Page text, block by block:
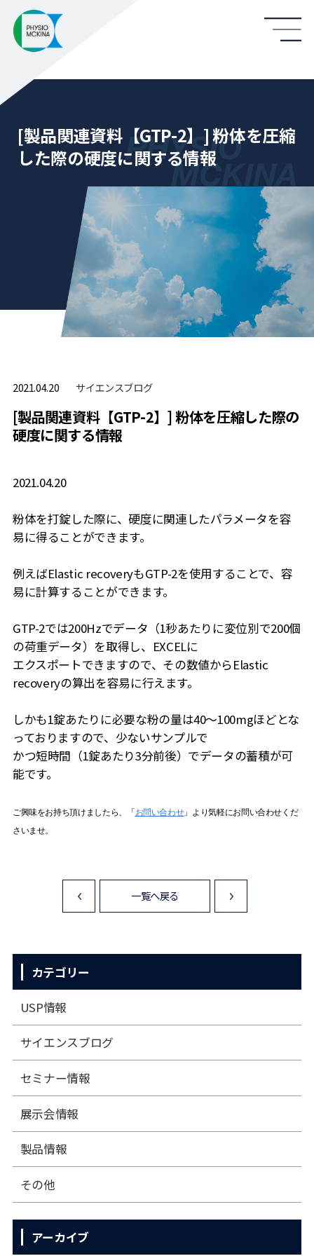
[製品関連資料【GTP-2】] 粉体を圧縮
した際の硬度に関する情報
2021.04.20 サイエンスブログ
[製品関連資料【GTP-2】] 粉体を圧縮した際の
硬度に関する情報
2021.04.20
粉体を打錠した際に、硬度に関連したパラメータを容
易に得ることができます。
例えばElastic recoveryもGTP-2を使用することで、容
易に計算することができます。
GTP-2では200Hzでデータ（1秒あたりに変位別で200個
の荷重データ）を取得し、EXCELに
エクスポートできますので、その数値からElastic
recoveryの算出を容易に行えます。
しかも1錠あたりに必要な粉の量は40～100mgほどとな
っておりますので、少ないサンプルで
かつ短時間（1錠あたり3分前後）でデータの蓄積が可
能です。
ご興味をお持ち頂けましたら、「 お問い合わせ」より気軽にお問い合わせくだ
さいませ。
<
一覧へ戻る
カテゴリー
USP情報
サイエンスブログ
セミナー情報
展⽰会情報
製品情報
その他
アーカイブ